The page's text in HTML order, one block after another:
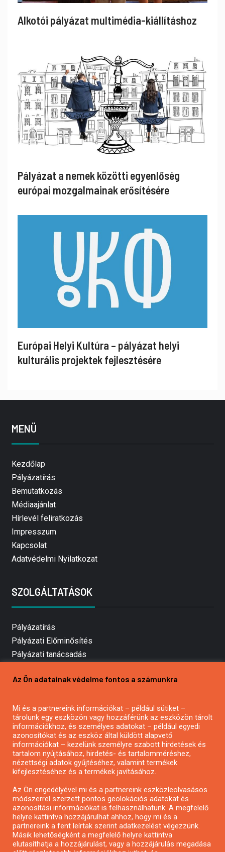
Alkotói pályázat multimédia-kiállításhoz
Pályázat a nemek közötti egyenlőség
európai mozgalmainak erősítésére
Európai Helyi Kultúra – pályázat helyi
kulturális projektek fejlesztésére
MENÜ
Kezdőlap
Pályázatírás
Bemutatkozás
Médiaajánlat
Hírlevél feliratkozás
Impresszum
Kapcsolat
Adatvédelmi Nyilatkozat
SZOLGÁLTATÁSOK
Pályázatírás
Pályázati Előminősítés
Pályázati tanácsadás
Mezőgazdasági pályázatírás
Pályázatírás civil szervezeteknek
Pályázatírás önkormányzatoknak
Pályázatfigyelés
Specifikus pályázatfigyelés vagy hírlevél
Pályázatok magánszemélyeknek
Pályázatok civil szervezeteknek
Pályázatok vállalkozásoknak
Az Ön adatainak védelme fontos a számunkra
Mi és a partnereink információkat – például sütiket –
tárolunk egy eszközön vagy hozzáférünk az eszközön tárolt
információkhoz, és személyes adatokat – például egyedi
azonosítókat és az eszköz által küldött alapvető
információkat – kezelünk személyre szabott hirdetések és
tartalom nyújtásához, hirdetés- és tartalomméréshez,
nézettségi adatok gyűjtéséhez, valamint termékek
kifejlesztéséhez és a termékek javításához.
Az Ön engedélyével mi és a partnereink eszközleolvasásos
módszerrel szerzett pontos geolokációs adatokat és
azonosítási információkat is felhasználhatunk. A megfelelő
helyre kattintva hozzájárulhat ahhoz, hogy mi és a
partnereink a fent leírtak szerint adatkezelést végezzünk.
Másik lehetőségként a megfelelő helyre kattintva
elutasíthatja a hozzájárulást, vagy a hozzájárulás megadása